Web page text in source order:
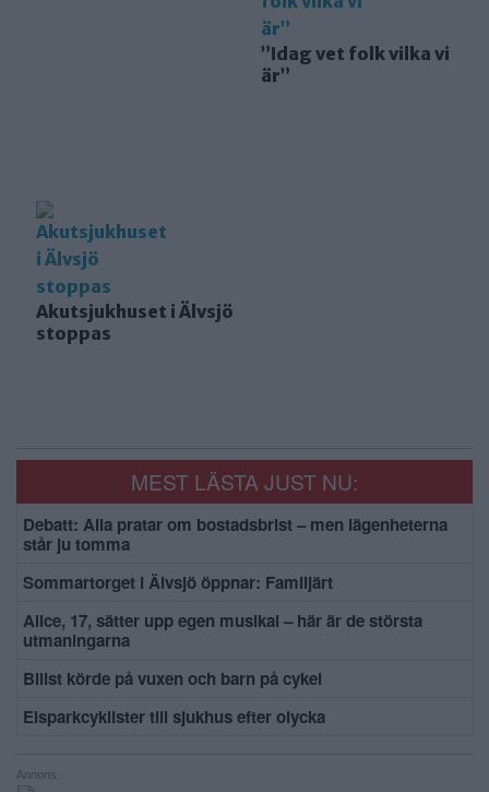
”Idag vet folk vilka vi
är”
Akutsjukhuset i Älvsjö
stoppas
MEST LÄSTA JUST NU:
Debatt: Alla pratar om bostadsbrist – men lägenheterna
står ju tomma
Sommartorget i Älvsjö öppnar: Familjärt
Alice, 17, sätter upp egen musikal – här är de största
utmaningarna
Bilist körde på vuxen och barn på cykel
Elsparkcyklister till sjukhus efter olycka
Annons: